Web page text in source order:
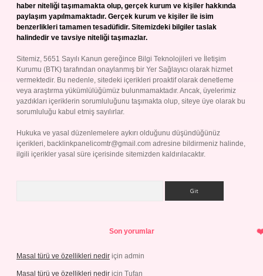
haber niteliği taşımamakta olup, gerçek kurum ve kişiler hakkında
paylaşım yapılmamaktadır. Gerçek kurum ve kişiler ile isim
benzerlikleri tamamen tesadüfidir. Sitemizdeki bilgiler taslak
halindedir ve tavsiye niteliği taşımazlar.
Sitemiz, 5651 Sayılı Kanun gereğince Bilgi Teknolojileri ve İletişim
Kurumu (BTK) tarafından onaylanmış bir Yer Sağlayıcı olarak hizmet
vermektedir. Bu nedenle, sitedeki içerikleri proaktif olarak denetleme
veya araştırma yükümlülüğümüz bulunmamaktadır. Ancak, üyelerimiz
yazdıkları içeriklerin sorumluluğunu taşımakta olup, siteye üye olarak bu
sorumluluğu kabul etmiş sayılırlar.
Hukuka ve yasal düzenlemelere aykırı olduğunu düşündüğünüz
içerikleri, backlinkpanelicomtr@gmail.com adresine bildirmeniz halinde,
ilgili içerikler yasal süre içerisinde sitemizden kaldırılacaktır.
Son yorumlar
Masal türü ve özellikleri nedir için admin
Masal türü ve özellikleri nedir için Tufan